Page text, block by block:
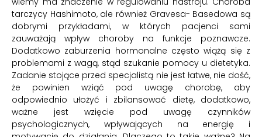
tarczycy Hashimoto, ale również Gravesa- Basedowa są
dobrymi przykładami, w których pacjenci sami
zauważają wpływ choroby na funkcje poznawcze.
Dodatkowo zaburzenia hormonalne często wiążą się z
problemami z wagą, stąd szukanie pomocy u dietetyka.
Zadanie stojące przed specjalistą nie jest łatwe, nie dość,
że powinien wziąć pod uwagę chorobę, aby
odpowiednio ułożyć i zbilansować dietę, dodatkowo,
ważne jest wzięcie pod uwagę czynników
psychologicznych, wpływających na energię i